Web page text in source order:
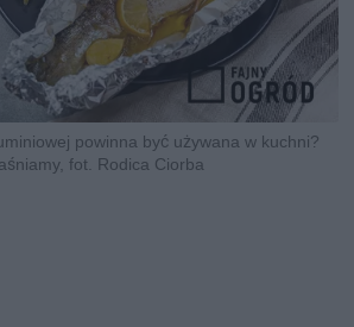
powinna być używana w kuchni?
fot. Rodica Ciorba